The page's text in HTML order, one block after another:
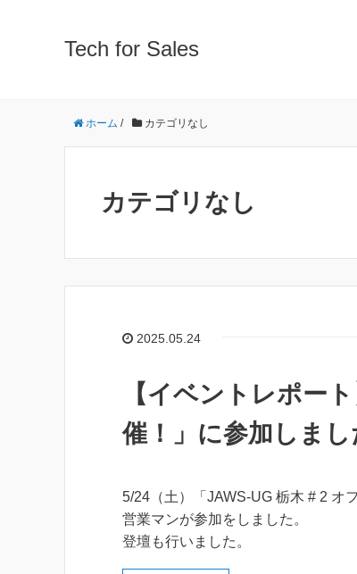
Tech for Sales
ホーム / カテゴリなし
カテゴリなし
2025.05.24
【イベントレポー
催！」に参加しまし
5/24（土）「JAWS-UG 栃木 # 2 オ
営業マンが参加をしました。
登壇も行いました。